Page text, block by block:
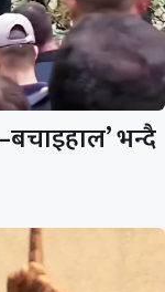
भन्दै